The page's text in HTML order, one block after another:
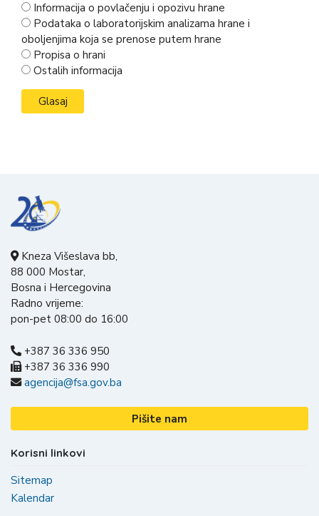
Informacija o povlačenju i opozivu hrane
Podataka o laboratorijskim analizama hrane i
oboljenjima koja se prenose putem hrane
Propisa o hrani
Ostalih informacija
Kneza Višeslava bb,
88 000 Mostar,
Bosna i Hercegovina
Radno vrijeme:
pon-pet 08:00 do 16:00
+387 36 336 950
+387 36 336 990
agencija@fsa.gov.ba
Pišite nam
Korisni linkovi
Sitemap
Kalendar